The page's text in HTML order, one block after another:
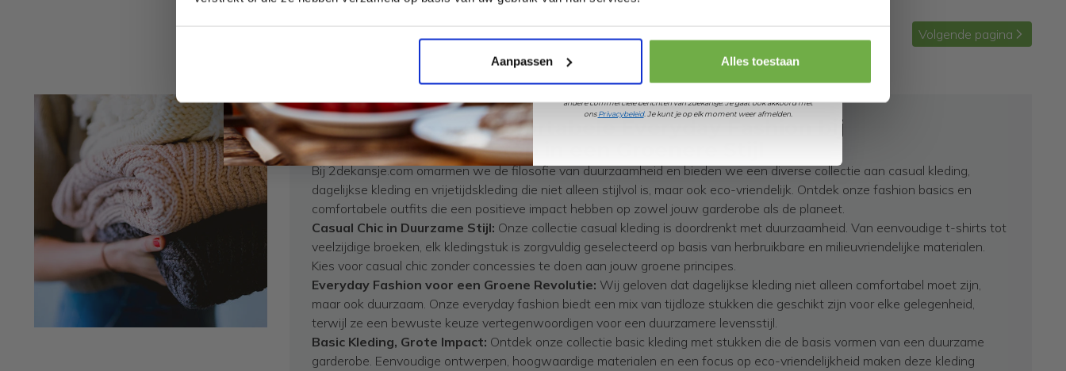
Aanpassen Alles toestaan
Volgende pagina
Duurzame en Comfortabele Everyday Fashion bij
2dekansje.com: Stap in een Groenere Stijl
Bij 2dekansje.com omarmen we de filosofie van duurzaamheid en bieden we een diverse collectie aan casual kleding,
dagelijkse kleding en vrijetijdskleding die niet alleen stijlvol is, maar ook eco-vriendelijk. Ontdek onze fashion basics en
comfortabele outfits die een positieve impact hebben op zowel jouw garderobe als de planeet.
Casual Chic in Duurzame Stijl: Onze collectie casual kleding is doordrenkt met duurzaamheid. Van eenvoudige t-shirts tot
veelzijdige broeken, elk kledingstuk is zorgvuldig geselecteerd op basis van herbruikbare en milieuvriendelijke materialen.
Kies voor casual chic zonder concessies te doen aan jouw groene principes.
Everyday Fashion voor een Groene Revolutie: Wij geloven dat dagelijkse kleding niet alleen comfortabel moet zijn,
maar ook duurzaam. Onze everyday fashion biedt een mix van tijdloze stukken die geschikt zijn voor elke gelegenheid,
terwijl ze een bewuste keuze vertegenwoordigen voor een duurzamere levensstijl.
Basic Kleding, Grote Impact: Ontdek onze collectie basic kleding met stukken die de basis vormen van een duurzame
garderobe. Eenvoudige ontwerpen, hoogwaardige materialen en een focus op eco-vriendelijkheid maken deze kleding
Pak € 5,- korting
andere commerciële berichten van 2dekansje. Je gaat ook akkoord met
onsPrivacybeleid. Je kunt je op elk moment weer afmelden.